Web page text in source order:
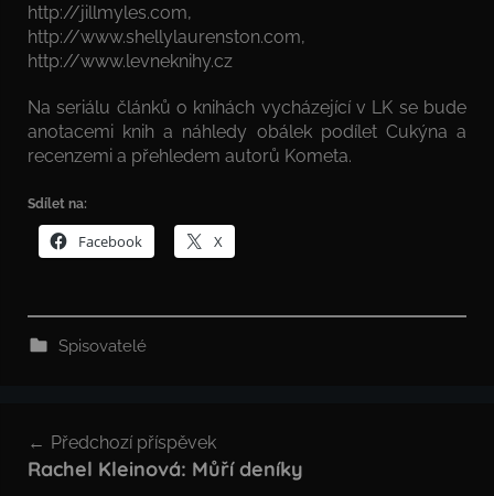
http://jillmyles.com,
http://www.shellylaurenston.com,
http://www.levneknihy.cz
Na seriálu článků o knihách vycházející v LK se bude
anotacemi knih a náhledy obálek podílet Cukýna a
recenzemi a přehledem autorů Kometa.
Sdílet na:
Facebook X
Spisovatelé
pro
Předchozí příspěvek
Rachel Kleinová: Můří deníky